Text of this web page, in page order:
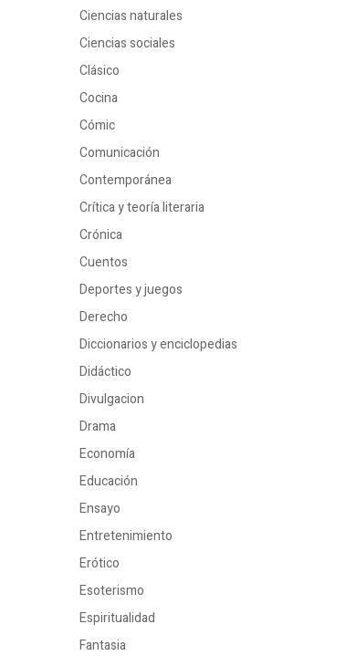
Ciencias naturales
Ciencias sociales
Clásico
Cocina
Cómic
Comunicación
Contemporánea
Crítica y teoría literaria
Crónica
Cuentos
Deportes y juegos
Derecho
Diccionarios y enciclopedias
Didáctico
Divulgacion
Drama
Economía
Educación
Ensayo
Entretenimiento
Erótico
Esoterismo
Espiritualidad
Fantasia